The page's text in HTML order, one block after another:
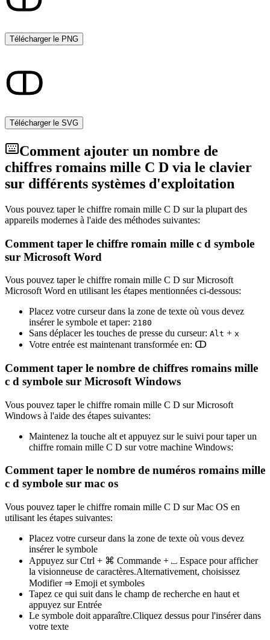
Télécharger le PNG
Télécharger le SVG
Comment ajouter un nombre de
chiffres romains mille C D via le clavier
sur différents systèmes d'exploitation
Vous pouvez taper le chiffre romain mille C D sur la plupart des
appareils modernes à l'aide des méthodes suivantes:
Comment taper le chiffre romain mille c d symbole
sur Microsoft Word
Vous pouvez taper le chiffre romain mille C D sur Microsoft
Microsoft Word en utilisant les étapes mentionnées ci-dessous:
Placez votre curseur dans la zone de texte où vous devez
insérer le symbole et taper: 2180
Sans déplacer les touches de presse du curseur: Alt + x
Votre entrée est maintenant transformée en: ↀ
Comment taper le nombre de chiffres romains mille
c d symbole sur Microsoft Windows
Vous pouvez taper le chiffre romain mille C D sur Microsoft
Windows à l'aide des étapes suivantes:
Maintenez la touche alt et appuyez sur le suivi pour taper un
chiffre romain mille C D sur votre machine Windows:
Comment taper le nombre de numéros romains mille
c d symbole sur mac os
Vous pouvez taper le chiffre romain mille C D sur Mac OS en
utilisant les étapes suivantes:
Placez votre curseur dans la zone de texte où vous devez
insérer le symbole
Appuyez sur Ctrl + ⌘ Commande + ⎵ Espace pour afficher
la visionneuse de caractères.Alternativement, choisissez
Modifier ⇒ Emoji et symboles
Tapez ce qui suit dans le champ de recherche en haut et
appuyez sur Entrée
Le symbole doit apparaître.Cliquez dessus pour l'insérer dans
votre texte